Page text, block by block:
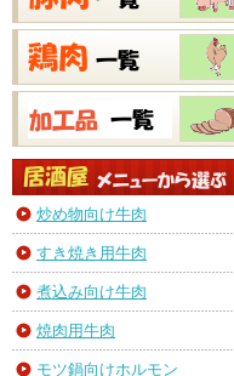
炒め物向け牛肉
すき焼き用牛肉
煮込み向け牛肉
焼肉用牛肉
モツ鍋向けホルモン